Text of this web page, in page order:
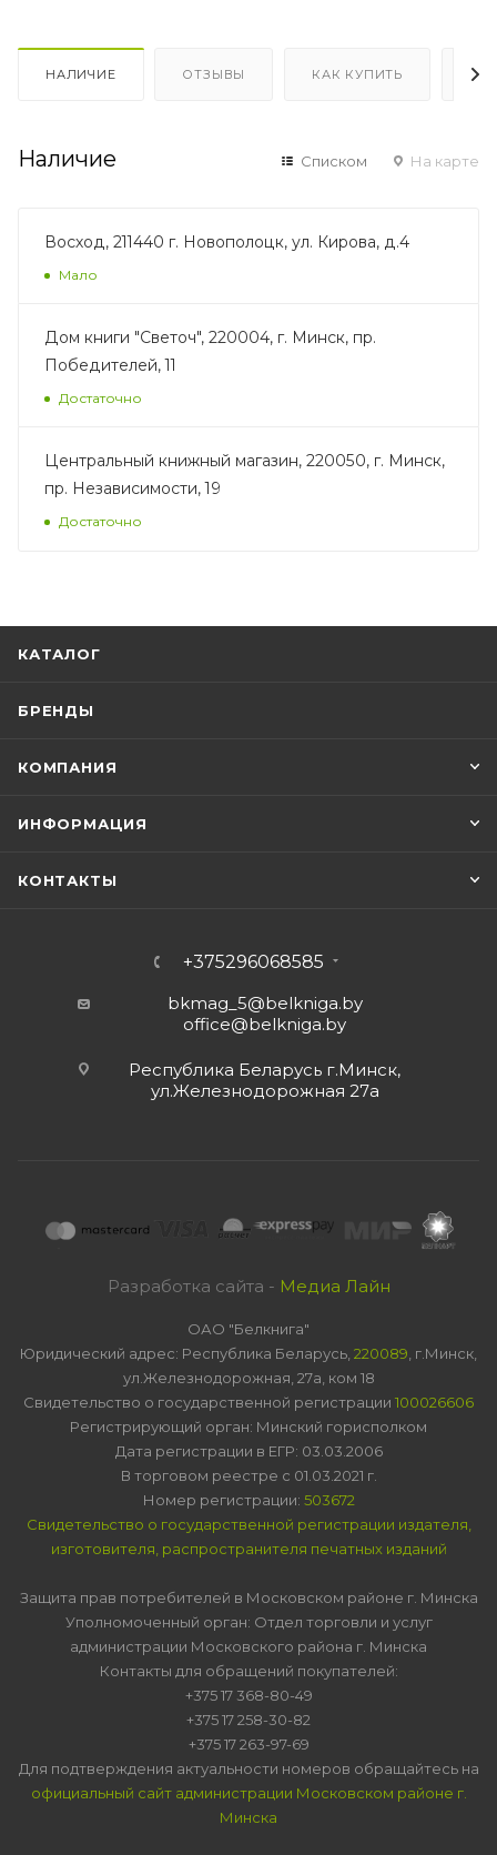
НАЛИЧИЕ ОТЗЫВЫ КАК КУПИТЬ
Наличие Списком На карте
Восход, 211440 г. Новополоцк, ул. Кирова, д.4
Мало
Дом книги "Светоч", 220004, г. Минск, пр.
Победителей, 11
Достаточно
Центральный книжный магазин, 220050, г. Минск,
пр. Независимости, 19
Достаточно
КАТАЛОГ
БРЕНДЫ
КОМПАНИЯ
ИНФОРМАЦИЯ
КОНТАКТЫ
+375296068585
bkmag_5@belkniga.by
office@belkniga.by
Республика Беларусь г.Минск,
ул.Железнодорожная 27а
Разработка сайта - Медиа Лайн
ОАО "Белкнига"
Юридический адрес: Республика Беларусь, 220089 , г.Минск,
ул.Железнодорожная, 27а, ком 18
Свидетельство о государственной регистрации 100026606
Регистрирующий орган: Минский горисполком
Дата регистрации в ЕГР: 03.03.2006
В торговом реестре с 01.03.2021 г.
Номер регистрации: 503672
Свидетельство о государственной регистрации издателя,
изготовителя, распространителя печатных изданий
Защита прав потребителей в Московском районе г. Минска
Уполномоченный орган: Отдел торговли и услуг
администрации Московского района г. Минска
Контакты для обращений покупателей:
+375 17 368-80-49
+375 17 258-30-82
+375 17 263-97-69
Для подтверждения актуальности номеров обращайтесь на
официальный сайт администрации Московском районе г.
Минска